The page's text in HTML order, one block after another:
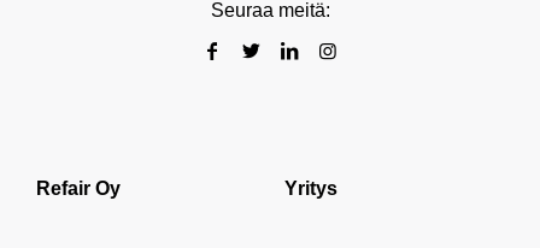
Seuraa meitä:
Refair Oy Yritys